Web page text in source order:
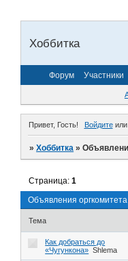
Хоббитка
Форум Участники
Привет, Гость! Войдитеили
»Хоббитка »
Объявления оргкомитета
Страница:1
Тема
Как добраться до
«Чугункона» Shlema